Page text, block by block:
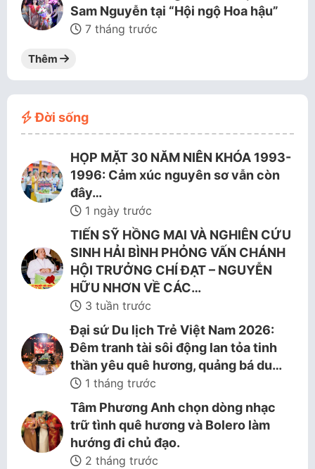
Sam Nguyễn tại “Hội ngộ Hoa hậu”
7 tháng trước
Thêm
Đời sống
HỌP MẶT 30 NĂM NIÊN KHÓA 1993-
1996: Cảm xúc nguyên sơ vẫn còn
đây…
1 ngày trước
TIẾN SỸ HỒNG MAI VÀ NGHIÊN CỨU
SINH HẢI BÌNH PHỎNG VẤN CHÁNH
HỘI TRƯỞNG CHÍ ĐẠT – NGUYỄN
HỮU NHƠN VỀ CÁC…
3 tuần trước
Đại sứ Du lịch Trẻ Việt Nam 2026:
Đêm tranh tài sôi động lan tỏa tinh
thần yêu quê hương, quảng bá du…
1 tháng trước
Tâm Phương Anh chọn dòng nhạc
trữ tình quê hương và Bolero làm
hướng đi chủ đạo.
2 tháng trước